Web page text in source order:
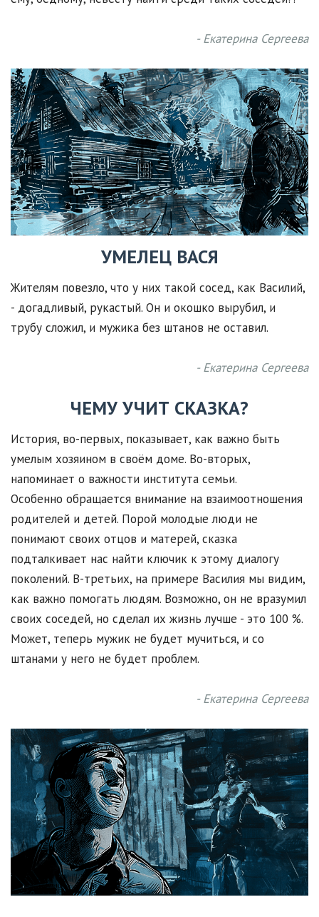
- Екатерина Сергеева
УМЕЛЕЦ ВАСЯ
Жителям повезло, что у них такой сосед, как Василий,
- догадливый, рукастый. Он и окошко вырубил, и
трубу сложил, и мужика без штанов не оставил.
- Екатерина Сергеева
ЧЕМУ УЧИТ СКАЗКА?
История, во-первых, показывает, как важно быть
умелым хозяином в своём доме. Во-вторых,
напоминает о важности института семьи.
Особенно обращается внимание на взаимоотношения
родителей и детей. Порой молодые люди не
понимают своих отцов и матерей, сказка
подталкивает нас найти ключик к этому диалогу
поколений. В-третьих, на примере Василия мы видим,
как важно помогать людям. Возможно, он не вразумил
своих соседей, но сделал их жизнь лучше - это 100 %.
Может, теперь мужик не будет мучиться, и со
штанами у него не будет проблем.
- Екатерина Сергеева